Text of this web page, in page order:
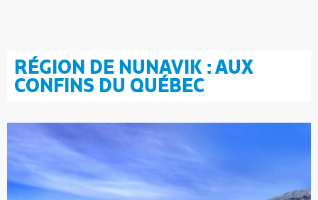
RÉGION DE NUNAVIK : AUX
CONFINS DU QUÉBEC